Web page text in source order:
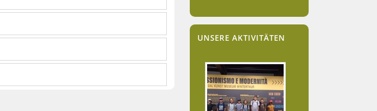
UNSERE AKTIVITÄTEN